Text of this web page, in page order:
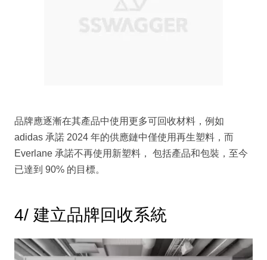
品牌應逐漸在其產品中使用更多可回收材料，例如
adidas 承諾 2024 年的供應鏈中僅使用再生塑料，而
Everlane 承諾不再使用新塑料， 包括產品和包裝，至今
已達到 90% 的目標。
4/ 建立品牌回收系統